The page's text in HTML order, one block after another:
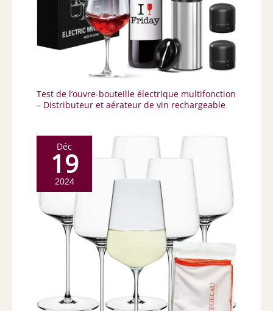
Test de l’ouvre-bouteille électrique multifonction
– Distributeur et aérateur de vin rechargeable
Déc
19
2024